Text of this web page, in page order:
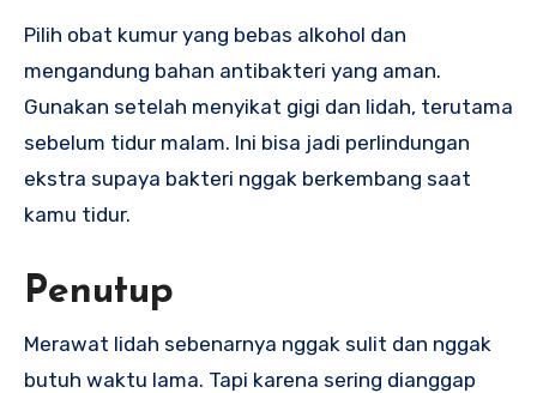
Pilih obat kumur yang bebas alkohol dan
mengandung bahan antibakteri yang aman.
Gunakan setelah menyikat gigi dan lidah, terutama
sebelum tidur malam. Ini bisa jadi perlindungan
ekstra supaya bakteri nggak berkembang saat
kamu tidur.
Penutup
Merawat lidah sebenarnya nggak sulit dan nggak
butuh waktu lama. Tapi karena sering dianggap